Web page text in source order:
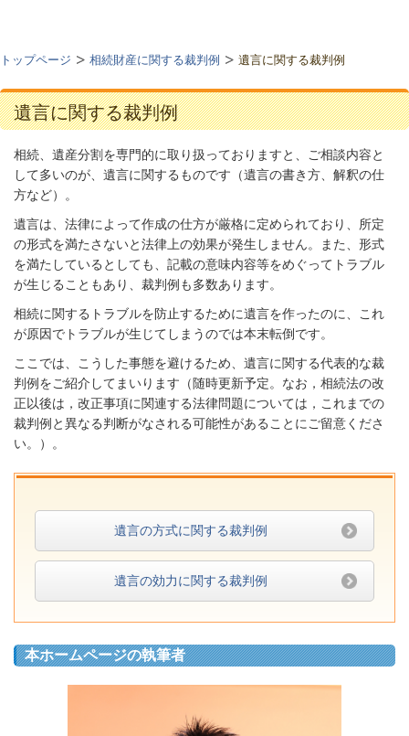
トップページ 相続財産に関する裁判例 遺言に関する裁判例
遺言に関する裁判例
相続、遺産分割を専門的に取り扱っておりますと、ご相談内容と
して多いのが、遺言に関するものです（遺言の書き方、解釈の仕
方など）。
遺言は、法律によって作成の仕方が厳格に定められており、所定
の形式を満たさないと法律上の効果が発生しません。また、形式
を満たしているとしても、記載の意味内容等をめぐってトラブル
が生じることもあり、裁判例も多数あります。
相続に関するトラブルを防止するために遺言を作ったのに、これ
が原因でトラブルが生じてしまうのでは本末転倒です。
ここでは、こうした事態を避けるため、遺言に関する代表的な裁
判例をご紹介してまいります（随時更新予定。なお， 相続法の改
正以後は，改正事項に関連する法律問題については，これまでの
裁判例と異なる判断がなされる可能性があることにご留意くださ
い。
）。
遺言の方式に関する裁判例
遺言の効力に関する裁判例
本ホームページの執筆者